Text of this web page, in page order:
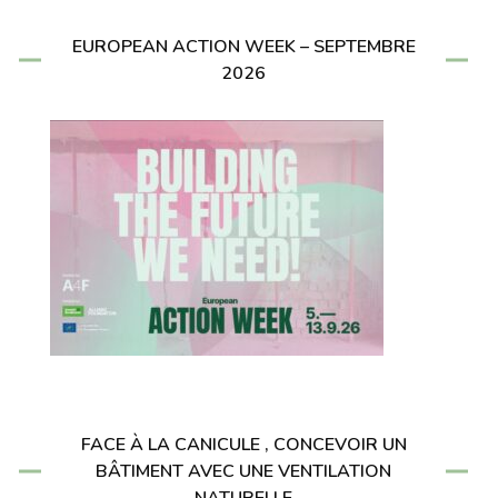
EUROPEAN ACTION WEEK – SEPTEMBRE
2026
FACE À LA CANICULE , CONCEVOIR UN
BÂTIMENT AVEC UNE VENTILATION